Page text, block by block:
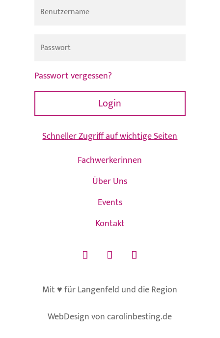
Passwort vergessen?
Login
Schneller Zugriff auf wichtige Seiten
Fachwerkerinnen
Über Uns
Events
Kontakt
Mit ♥ für Langenfeld und die Region
WebDesign von carolinbesting.de